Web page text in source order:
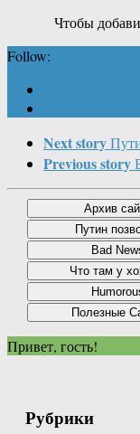
Чтобы
Follow:
Next story
Previous story
Привет, гость!
Рубрики